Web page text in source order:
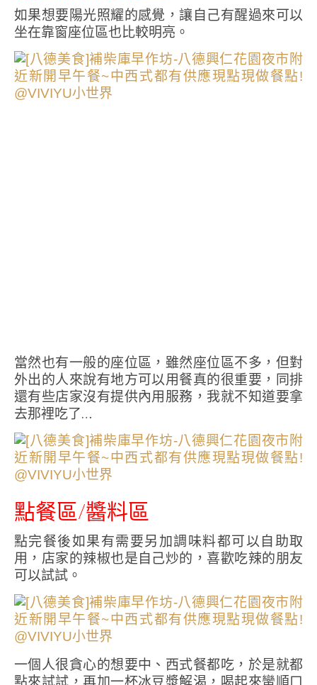
如果想要陽光照耀的感覺，讓自己有醒過來可以
坐在靠窗座位區也比較明亮。
當然也有一般的座位區，雖然座位區不多，但對
外出的人來說有地方可以用餐真的很重要，同排
還有些店家沒有提供內用服務，我就不知道要拿
去那裡吃了…
點餐區/醬料區
點完餐後如果有需要另加調味料都可以自助取
用，店家的辣椒也是自己炒的，喜歡吃辣的朋友
可以試試。
一個人很貪心的想要中、西式餐都吃，於是就都